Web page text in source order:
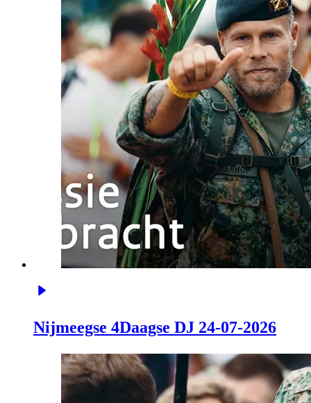
Nijmeegse 4Daagse DJ 24-07-2026